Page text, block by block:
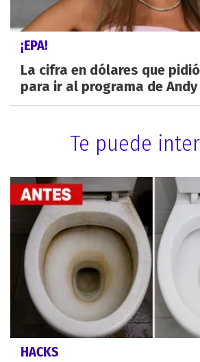
¡EPA!
La cifra en dólares que
para ir al programa de
Te puede
HACKS